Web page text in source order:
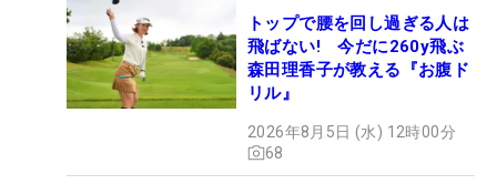
トップで腰を回し過ぎる人は
飛ばない! 今だに260y飛ぶ
森田理香子が教える『お腹ド
リル』
2026年8月5日 (水) 12時00分
68